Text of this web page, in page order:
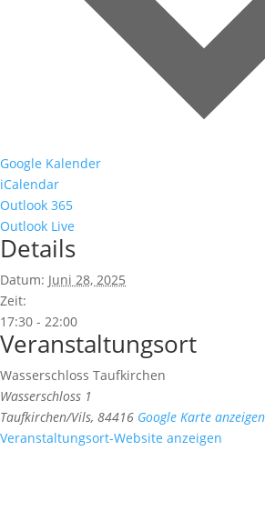
Google Kalender
iCalendar
Outlook 365
Outlook Live
Details
Datum: Juni 28, 2025
Zeit:
17:30 - 22:00
Veranstaltungsort
Wasserschloss Taufkirchen
Wasserschloss 1
Taufkirchen/Vils, 84416 Google Karte anzeigen
Veranstaltungsort-Website anzeigen